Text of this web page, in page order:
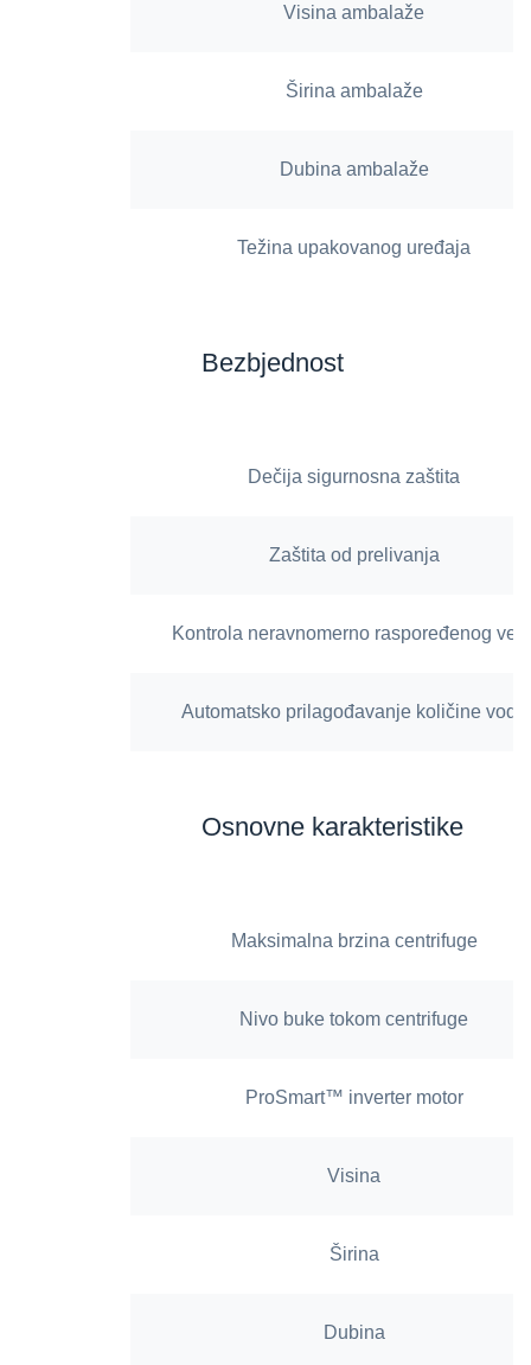
Visina ambalaže
Širina ambalaže
Dubina ambalaže
Težina upakovanog uređaja
Bezbjednost
Dečija sigurnosna zaštita
Zaštita od prelivanja
Kontrola neravnomerno raspoređenog
Automatsko prilagođavanje količine vode
Osnovne karakteristike
Maksimalna brzina centrifuge
Nivo buke tokom centrifuge
ProSmart™ inverter motor
Visina
Širina
Dubina